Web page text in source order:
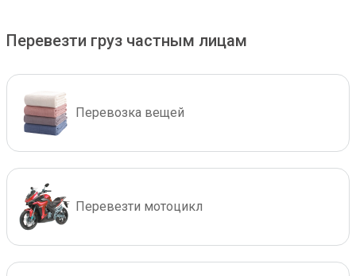
Перевезти груз частным лицам
Перевозка вещей
Перевезти мотоцикл